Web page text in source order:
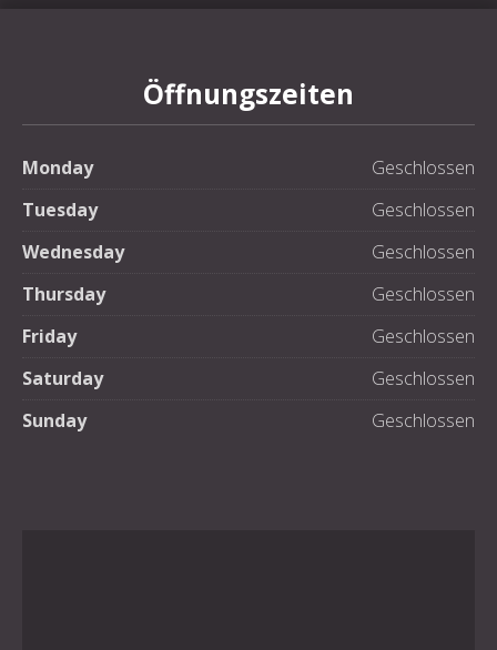
Öffnungszeiten
Monday
Geschlossen
Tuesday
Geschlossen
Wednesday
Geschlossen
Thursday
Geschlossen
Friday
Geschlossen
Saturday
Geschlossen
Sunday
Geschlossen